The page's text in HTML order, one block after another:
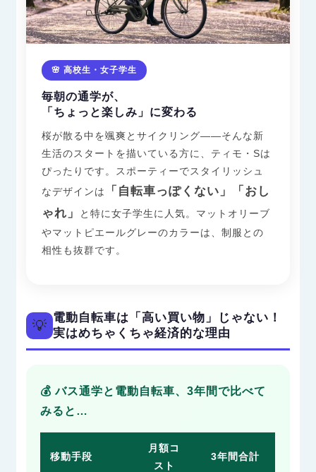
🌸 高校生・女子学生
毎朝の通学が、
「ちょっと楽しみ」に変わる
桜が散る中を颯爽とサイクリング——そんな新
生活のスタートを描いている方に、ティモ・Sは
ぴったりです。スポーティーでスタイリッシュ
なデザインは
「自転車っぽくない」「おし
ゃれ」
と特に女子学生に人気。マットオリーブ
やマットピエールグレーのカラーは、制服との
相性も抜群です。
💡
電動自転車は「高い買い物」じゃない！
実はめちゃくちゃ経済的な理由
💰 バス通学と電動自転車、3年間で比べて
みると…
移動手段
月額コ
スト
3年間合計